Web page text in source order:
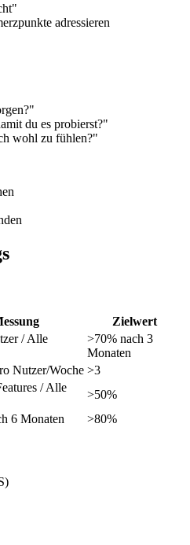
adressieren
du es probierst?"
wohl zu fühlen?"
Zielwert
/ Alle
>70% nach 3
Monaten
Nutzer/Woche >3
/ Alle
>50%
6 Monaten >80%